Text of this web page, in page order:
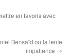
en favoris avec
Bensaïd ou la lente
impatience →